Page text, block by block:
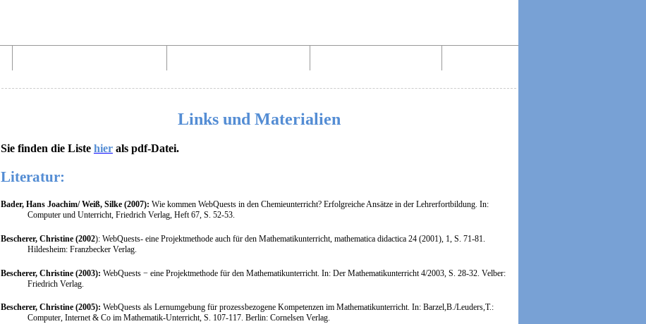
Links und Materialien
Sie finden die Liste hierals pdf-Datei.
Literatur:
Bader, Hans Joachim/ Weiß, Silke (2007): Wie kommen WebQuests in den Chemieunterricht? Erfolgreiche Ansätze in der Lehrerfortbildung. In:
Computer und Unterricht, Friedrich Verlag, Heft 67, S. 52-53.
Bescherer, Christine (2002): WebQuests- eine Projektmethode auch für den Mathematikunterricht, mathematica didactica 24 (2001), 1, S. 71-81.
Hildesheim: Franzbecker Verlag.
Bescherer, Christine (2003): WebQuests − eine Projektmethode für den Mathematikunterricht. In: Der Mathematikunterricht 4/2003, S. 28-32. Velber:
Friedrich Verlag.
Bescherer, Christine (2005): WebQuests als Lernumgebung für prozessbezogene Kompetenzen im Mathematikunterricht. In: Barzel,B./Leuders,T.:
Computer, Internet & Co im Mathematik-Unterricht, S. 107-117. Berlin: Cornelsen Verlag.